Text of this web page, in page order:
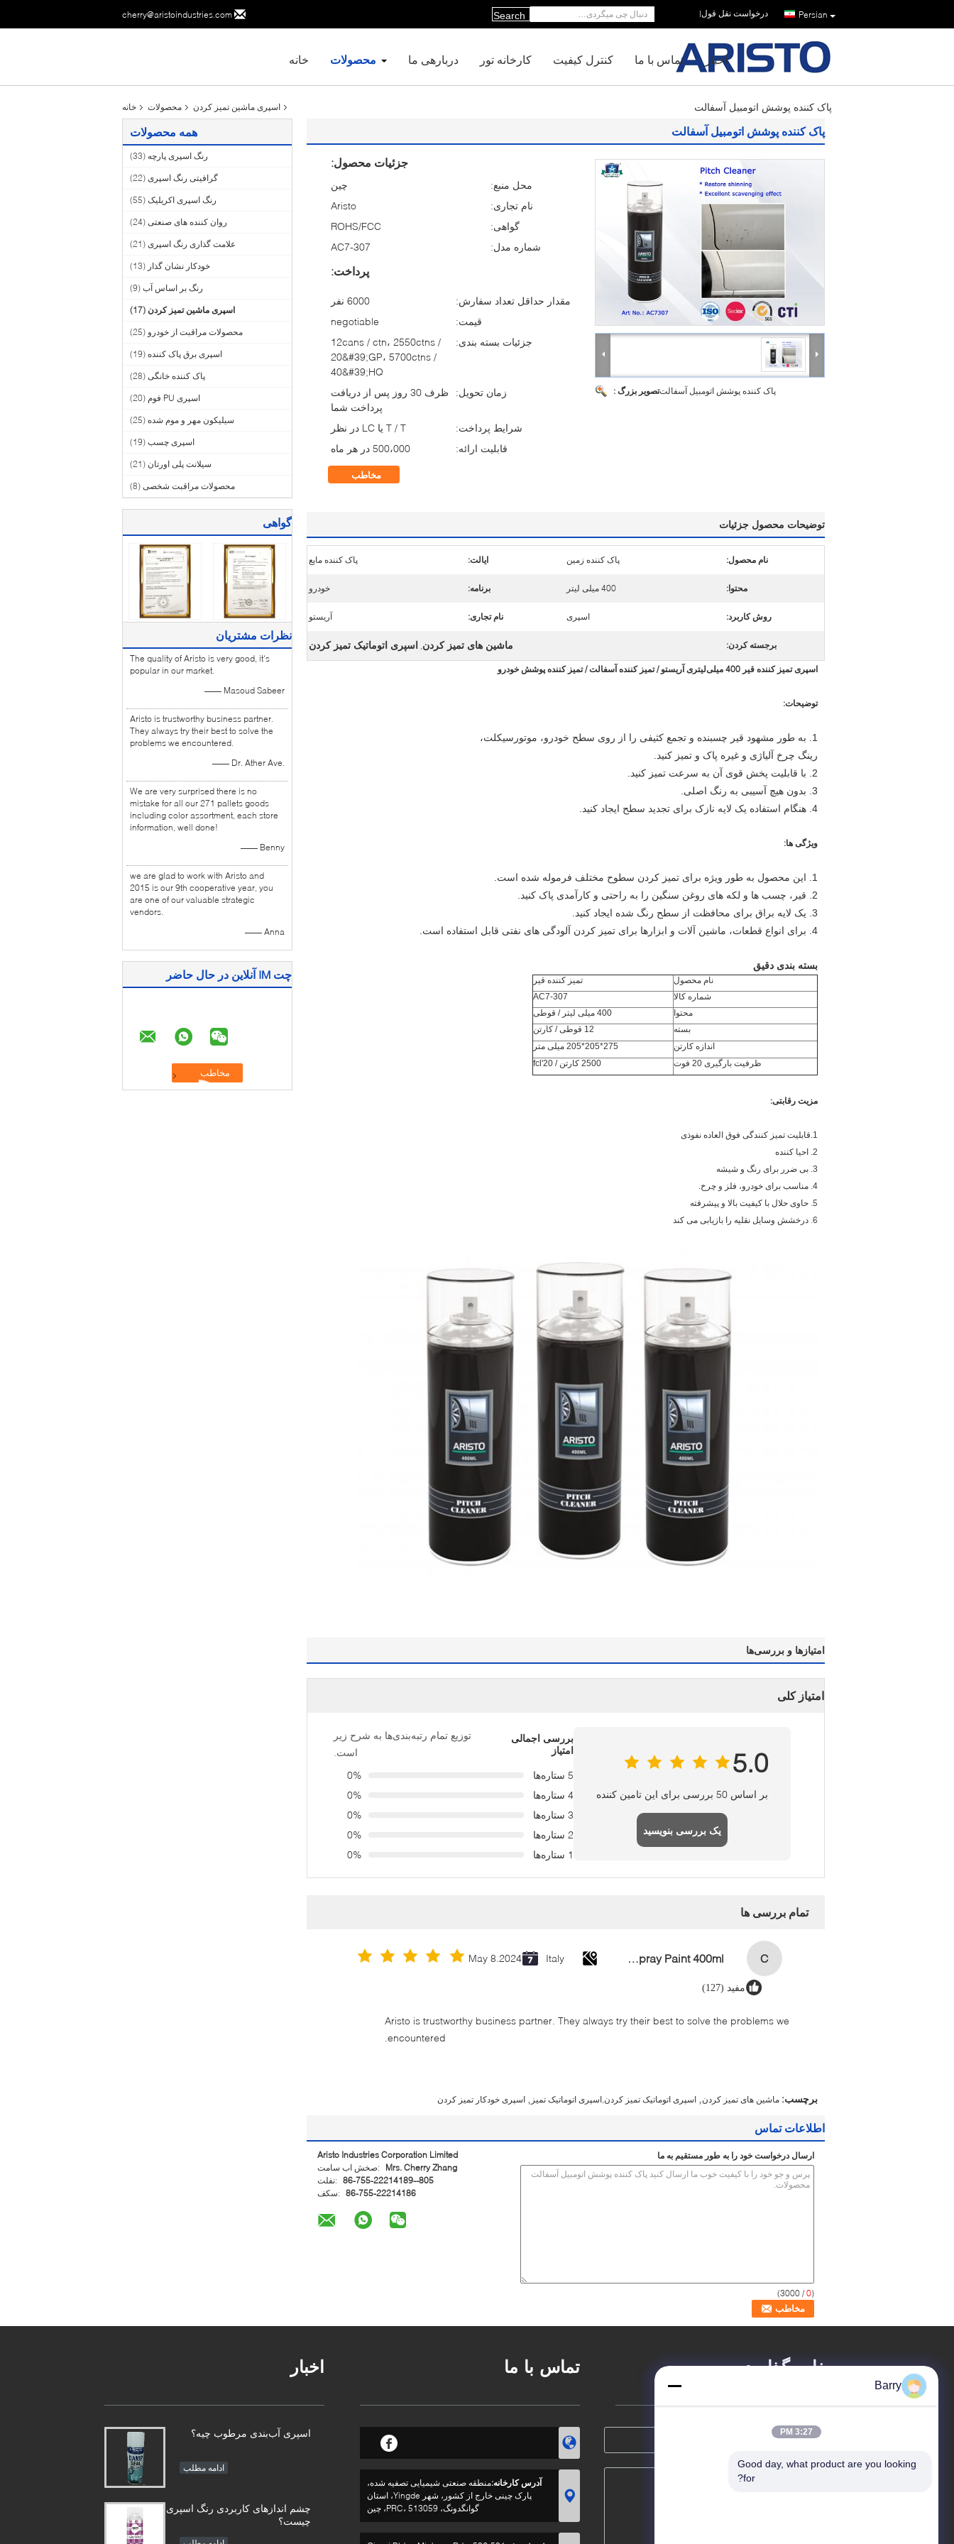
cherry@aristoindustries.com Persian درخواست نقل قول|
Search
خانه محصولات دربارهی ما کارخانه تور کنترل کیفیت تماس با ما اخبار
خانه محصولات اسپری ماشین تمیز کردن پاک کننده پوشش اتومبیل آسفالت
همه محصولات
رنگ اسپری پارچه (33)
گرافیتی رنگ اسپری (22)
رنگ اسپری اکریلیک (55)
روان کننده های صنعتی (24)
علامت گذاری رنگ اسپری (21)
خودکار نشان گذار (13)
رنگ بر اساس آب (9)
اسپری ماشین تمیز کردن (17)
محصولات مراقبت از خودرو (25)
اسپری برق پاک کننده (19)
پاک کننده خانگی (28)
اسپری PU فوم (20)
سیلیکون مهر و موم شده (25)
اسپری چسب (19)
سیلانت پلی اورتان (21)
محصولات مراقبت شخصی (8)
گواهی
نظرات مشتریان
The quality of Aristo is very good, it's
popular in our market.
—— Masoud Sabeer
Aristo is trustworthy business partner.
They always try their best to solve the
problems we encountered.
—— Dr. Ather Ave.
We are very surprised there is no
mistake for all our 271 pallets goods
including color assortment, each store
information, well done!
—— Benny
we are glad to work with Aristo and
2015 is our 9th cooperative year, you
are one of our valuable strategic
vendors.
—— Anna
چت IM آنلاین در حال حاضر
پاک کننده پوشش اتومبیل آسفالت
تصویر بزرگ :پاک کننده پوشش اتومبیل آسفالت
جزئیات محصول:
محل منبع:
چین
نام تجاری:
Aristo
گواهی:
ROHS/FCC
شماره مدل:
AC7-307
پرداخت:
مقدار حداقل تعداد سفارش:
6000 نفر
قیمت:
negotiable
جزئیات بسته بندی:
12cans / ctn، 2550ctns /
20&#39;GP، 5700ctns /
40&#39;HQ
زمان تحویل:
ظرف 30 روز پس از دریافت
پرداخت شما
شرایط پرداخت:
T / T یا LC در نظر
قابلیت ارائه:
500،000 در هر ماه
مخاطب
توضیحات محصول جزئیات
نام محصول: پاک کننده زمین ایالت: پاک کننده مایع
محتوا: 400 میلی لیتر برنامه: خودرو
روش کاربرد: اسپری نام تجاری: آریستو
برجسته کردن: ماشین های تمیز کردن, اسپری اتوماتیک تمیز کردن
اسپری تمیز کننده قیر 400 میلی‌لیتری آریستو / تمیز کننده آسفالت / تمیز کننده پوشش خودرو
توضیحات:
1. به طور مشهود قیر چسبنده و تجمع کثیفی را از روی سطح خودرو، موتورسیکلت،
رینگ چرخ آلیاژی و غیره پاک و تمیز کنید.
2. با قابلیت پخش قوی آن به سرعت تمیز کنید.
3. بدون هیچ آسیبی به رنگ اصلی.
4. هنگام استفاده یک لایه نازک برای تجدید سطح ایجاد کنید.
ویژگی ها:
1. این محصول به طور ویژه برای تمیز کردن سطوح مختلف فرموله شده است.
2. قیر، چسب ها و لکه های روغن سنگین را به راحتی و کارآمدی پاک کنید.
3. یک لایه براق برای محافظت از سطح رنگ شده ایجاد کنید.
4. برای انواع قطعات، ماشین آلات و ابزارها برای تمیز کردن آلودگی های نفتی قابل استفاده است.
بسته بندی دقیق
نام محصول
تمیز کننده قیر
شماره کالا
AC7-307
محتوا
400 میلی لیتر / قوطی
بسته
12 قوطی / کارتن
اندازه کارتن
275*205*205 میلی متر
ظرفیت بارگیری 20 فوت
2500 کارتن / 20'fcl
مزیت رقابتی:
1. قابلیت تمیز کنندگی فوق العاده نفوذی
2. احیا کننده
3. بی ضرر برای رنگ و شیشه
4. مناسب برای خودرو، فلز و چرخ.
5. حاوی حلال با کیفیت بالا و پیشرفته
6. درخشش وسایل نقلیه را بازیابی می کند
امتیازها و بررسی‌ها
امتیاز کلی
5.0
بر اساس 50 بررسی برای این تامین کننده
یک بررسی بنویسید
بررسی اجمالی
امتیاز
توزیع تمام رتبه‌بندی‌ها به شرح زیر
است.
5 ستاره‌ها
0%
4 ستاره‌ها
0%
3 ستاره‌ها
0%
2 ستاره‌ها
0%
1 ستاره‌ها
0%
تمام بررسی ها
C
Italy
May 8.2024
مفید (127)
Aristo is trustworthy business partner. They always try their best to solve the problems we
encountered.
برچسب: ماشین های تمیز کردن اسپری اتوماتیک تمیز کردن,اسپری اتوماتیک تمیز اسپری خودکار تمیز کردن
اطلاعات تماس
Aristo Industries Corporation Limited
تماس با شخص:
Mrs. Cherry Zhang
تلفن: 86-755-22214189--805
فکس: 86-755-22214186
ارسال درخواست خود را به طور مستقیم به ما
(
0
/ 3000)
اخبار
اسپری آب‌بندی مرطوب چیه؟
ادامه مطلب
چشم اندازهای کاربردی رنگ اسپری
چیست؟
تماس با ما
آدرس کارخانه:منطقه صنعتی شیمیایی تصفیه شده،
پارک چینی خارج از کشور، شهر Yingde، استان
گوانگدونگ، PRC، 513059، چین
پیغام بگذارید
Barry
3:27 PM
Good day, what product are you looking
for?